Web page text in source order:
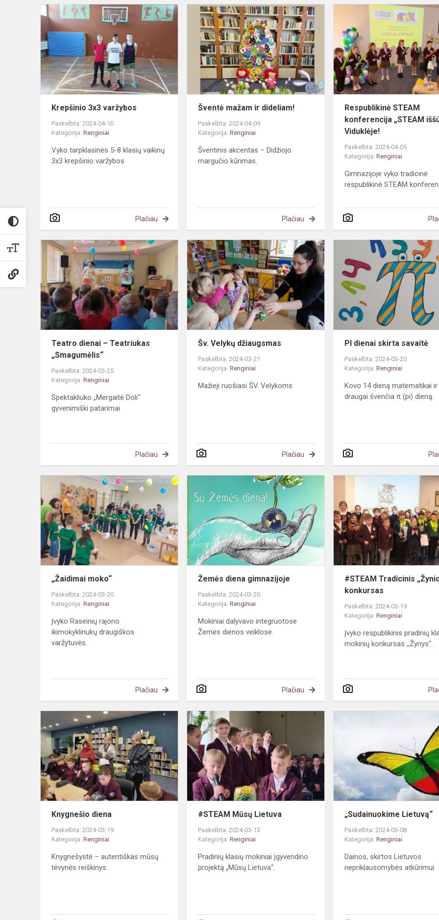
Krepšinio
varžybos
Krepšinio 3x3 varžybos
Paskelbta: 2024-04-10
Kategorija: Renginiai
Vyko tarpklasinės 5-8 klasių vaikinų
3x3 krepšinio varžybos
Plačiau
dideliam!
Šventė mažam ir dideliam!
Paskelbta: 2024-04-09
Kategorija:Renginiai
Šventinis akcentas – Didžiojo
margučio kūrimas.
Plačiau
Respublikinė STEAM
konferencija „STEAM
Viduklėje!
Paskelbta: 2024-04-05
Kategorija:Renginiai
Gimnazijoje vyko tradicinė
respublikinė STEAM
Teatro
dienai
Teatriukas
„Smagumėlis“
Teatro dienai – Teatriukas
„Smagumėlis“
Paskelbta: 2024-03-25
Kategorija: Renginiai
Spektakliuko „Mergaitė Doli“
gyvenimiški patarimai
Plačiau
Šv.
Velykų
džiaugsmas
Šv. Velykų džiaugsmas
Paskelbta: 2024-03-21
Kategorija:Renginiai
Mažieji ruošiasi ŠV. Velykoms
Plačiau
PI dienai skirta savaitė
Paskelbta: 2024-03-20
Kategorija:Renginiai
Kovo 14 dieną matematikai ir
draugai švenčia π (pi) dieną.
„Žaidimai
moko“
„Žaidimai moko“
Paskelbta: 2024-03-20
Kategorija: Renginiai
Įvyko Raseinių rajono
ikimokyklinukų draugiškos
varžytuvės.
Plačiau
gimnazijoje
Žemės diena gimnazijoje
Paskelbta: 2024-03-20
Kategorija:Renginiai
Mokiniai dalyvavo integruotose
Žemės dienos veiklose.
Plačiau
#STEAM Tradicinis
konkursas
Paskelbta: 2024-03-19
Kategorija:Renginiai
Įvyko respublikinis pradinių
mokinių konkursas ,,Žynys“.
Knygnešio
diena
Knygnešio diena
Paskelbta: 2024-03-19
Kategorija: Renginiai
Knygnešystė – autentiškas mūsų
tėvynės reiškinys.
#STEAM Mūsų Lietuva
Paskelbta: 2024-03-13
Kategorija:Renginiai
Pradinių klasių mokiniai įgyvendino
projektą „Mūsų Lietuva“.
„Sudainuokime Lietuvą“
Paskelbta: 2024-03-08
Kategorija:Renginiai
Dainos, skirtos Lietuvos
nepriklausomybės atkūrimui.